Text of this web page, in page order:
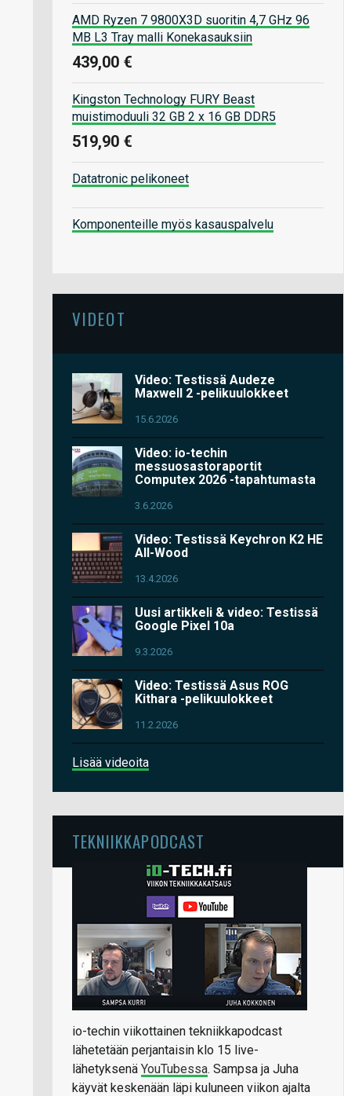
AMD Ryzen 7 9800X3D suoritin 4,7 GHz 96
MB L3 Tray malli Konekasauksiin
439,00 €
Kingston Technology FURY Beast
muistimoduuli 32 GB 2 x 16 GB DDR5
519,90 €
Datatronic pelikoneet
Komponenteille myös kasauspalvelu
VIDEOT
Video: Testissä Audeze
Maxwell 2 -pelikuulokkeet
15.6.2026
Video: io-techin
messuosastoraportit
Computex 2026 -tapahtumasta
3.6.2026
Video: Testissä Keychron K2 HE
All-Wood
13.4.2026
Uusi artikkeli & video: Testissä
Google Pixel 10a
9.3.2026
Video: Testissä Asus ROG
Kithara -pelikuulokkeet
11.2.2026
Lisää videoita
TEKNIIKKAPODCAST
io-techin viikottainen tekniikkapodcast
lähetetään perjantaisin klo 15 live-
lähetyksenä YouTubessa. Sampsa ja Juha
käyvät keskenään läpi kuluneen viikon ajalta